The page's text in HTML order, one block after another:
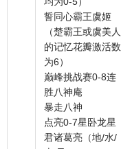
誓同心霸王虞姬
（楚霸王或虞美人
的记忆花瓣激活数
为6）
巅峰挑战赛0-8连
胜八神庵
暴走八神
点亮0-7星卧龙星
君诸葛亮（地/水/